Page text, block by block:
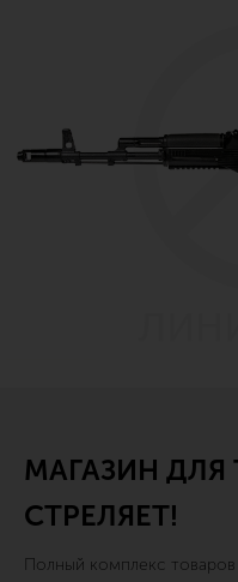
МАГАЗИН ДЛЯ
СТРЕЛЯЕТ!
Полный комплекс товаров